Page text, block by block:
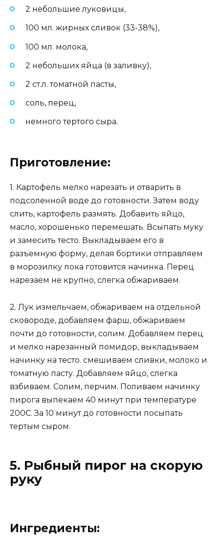
2 небольшие луковицы,
100 мл. жирных сливок (33-38%),
100 мл. молока,
2 небольших яйца (в заливку),
2 ст.л. томатной пасты,
соль, перец,
немного тертого сыра.
Приготовление:
1. Картофель мелко нарезать и отварить в
подсоленной воде до готовности. Затем воду
слить, картофель размять. Добавить яйцо,
масло, хорошенько перемешать. Всыпать муку
и замесить тесто. Выкладываем его в
разъемную форму, делая бортики отправляем
в морозилку пока готовится начинка. Перец
нарезаем не крупно, слегка обжариваем.
2. Лук измельчаем, обжариваем на отдельной
сковороде, добавляем фарш, обжариваем
почти до готовности, солим. Добавляем перец
и мелко нарезанный помидор, выкладываем
начинку на тесто. смешиваем сливки, молоко и
томатную пасту. Добавляем яйцо, слегка
взбиваем. Солим, перчим. Поливаем начинку
пирога выпекаем 40 минут при температуре
200С. За 10 минут до готовности посыпать
тертым сыром.
5. Рыбный пирог на скорую
руку
Ингредиенты: